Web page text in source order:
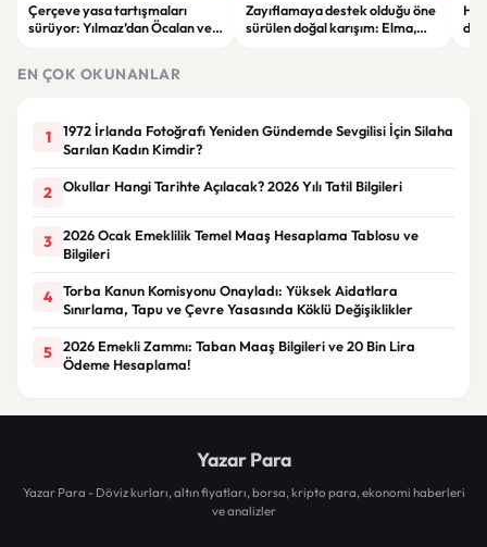
Çerçeve yasa tartışmaları
sürüyor: Yılmaz’dan Öcalan ve
Zayıflamaya destek olduğu öne
sürülen doğal karışım: Elma,
EN ÇOK OKUNANLAR
1
1972 İrlanda Fotoğrafı Yeniden Gündemde Sevgilisi İçin Silaha
Sarılan Kadın Kimdir?
2 Okullar Hangi Tarihte Açılacak? 2026 Yılı Tatil Bilgileri
3
2026 Ocak Emeklilik Temel Maaş Hesaplama Tablosu ve
Bilgileri
4
Torba Kanun Komisyonu Onayladı: Yüksek Aidatlara
Sınırlama, Tapu ve Çevre Yasasında Köklü Değişiklikler
5
2026 Emekli Zammı: Taban Maaş Bilgileri ve 20 Bin Lira
Ödeme Hesaplama!
Yazar Para
Yazar Para - Döviz kurları, altın fiyatları, borsa, kripto para, ekonomi haberleri
ve analizler